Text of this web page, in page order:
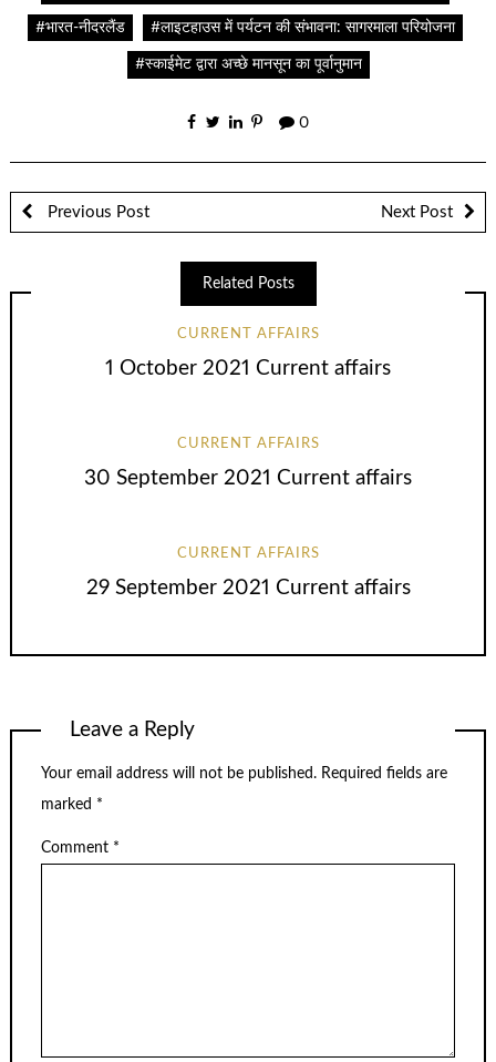
#भारत-नीदरलैंड #लाइटहाउस में पर्यटन की संभावना: सागरमाला परियोजना
#स्काईमेट द्वारा अच्छे मानसून का पूर्वानुमान
0
Previous Post Next Post
Related Posts
CURRENT AFFAIRS
1 October 2021 Current affairs
CURRENT AFFAIRS
30 September 2021 Current affairs
CURRENT AFFAIRS
29 September 2021 Current affairs
Leave a Reply
Your email address will not be published. Required fields are
marked *
Comment *